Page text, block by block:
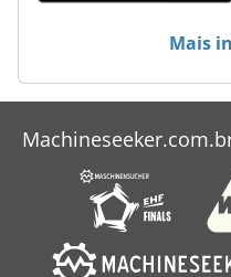
Pá De Dobramento
Série De Buraco
Veículos
Mais